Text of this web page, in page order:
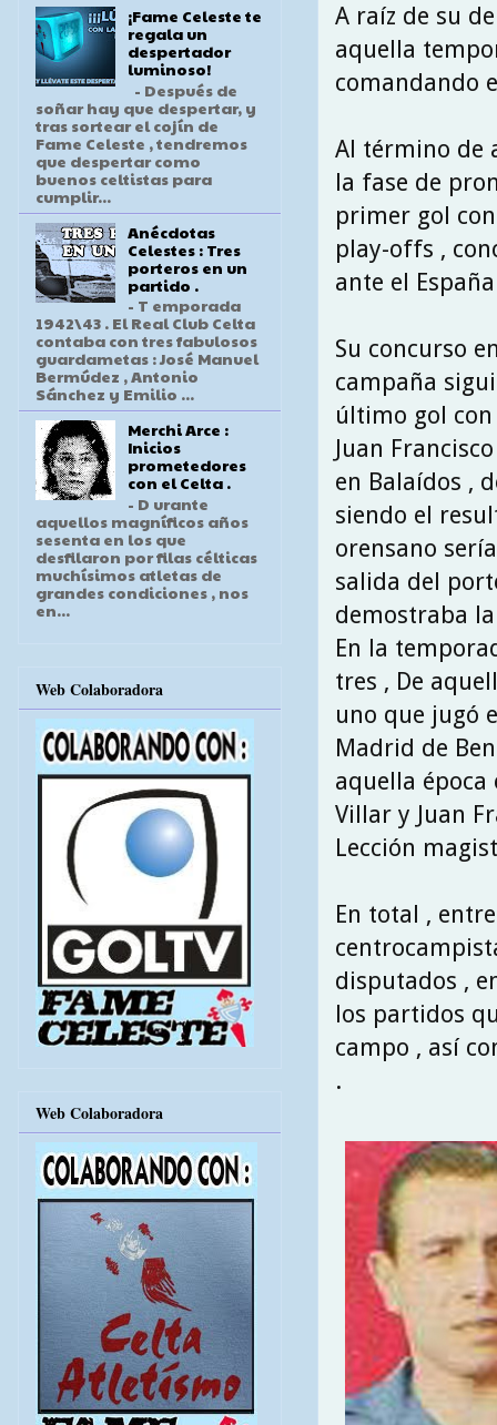
A raíz de su
aquella
comandando
Al término de
la fase de
primer gol
play-offs ,
ante el
Su concurso
campaña
último gol con
Juan
en Balaídos ,
siendo el
orensano
salida del
demostraba
En la
tres , De
uno que jugó
Madrid de
aquella época
Villar y Juan
Lección
En total ,
disputados ,
los partidos
campo , así
.
¡Fame Celeste te
regala un
despertador
luminoso!
- Después de
soñar hay que despertar, y
tras sortear el cojín de
Fame Celeste , tendremos
que despertar como
buenos celtistas para
cumplir...
Anécdotas
Celestes : Tres
porteros en un
partido .
- T emporada
1942\43 . El Real Club Celta
contaba con tres fabulosos
guardametas : José Manuel
Bermúdez , Antonio
Sánchez y Emilio ...
Merchi Arce :
Inicios
prometedores
con el Celta .
- D urante
aquellos magníficos años
sesenta en los que
desfilaron por filas célticas
muchísimos atletas de
grandes condiciones , nos
en...
Web Colaboradora
Web Colaboradora